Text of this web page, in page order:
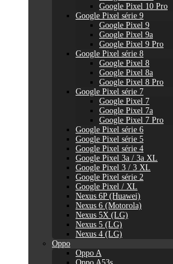
Google Pixel 10 Pro
Google Pixel série 9
Google Pixel 9
Google Pixel 9a
Google Pixel 9 Pro
Google Pixel série 8
Google Pixel 8
Google Pixel 8a
Google Pixel 8 Pro
Google Pixel série 7
Google Pixel 7
Google Pixel 7a
Google Pixel 7 Pro
Google Pixel série 6
Google Pixel série 5
Google Pixel série 4
Google Pixel 3a / 3a XL
Google Pixel 3 / 3 XL
Google Pixel série 2
Google Pixel / XL
Nexus 6P (Huawei)
Nexus 6 (Motorola)
Nexus 5X (LG)
Nexus 5 (LG)
Nexus 4 (LG)
Oppo
Oppo A